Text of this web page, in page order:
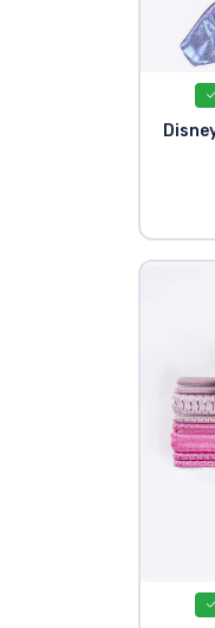
Szállítás és
Sorozatos
Mesés cuccok
Sportos